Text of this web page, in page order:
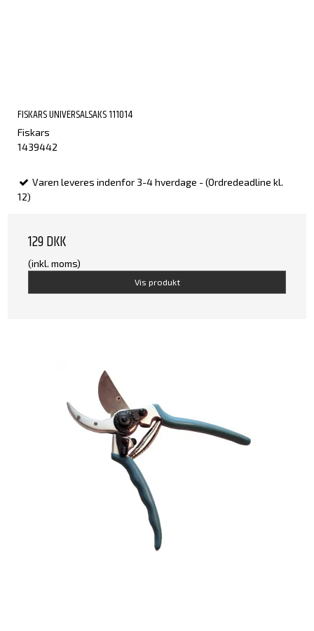
FISKARS UNIVERSALSAKS 111014
Fiskars
1439442
Varen leveres indenfor 3-4 hverdage - (Ordredeadline kl.
12)
129 DKK
(inkl. moms)
Vis produkt